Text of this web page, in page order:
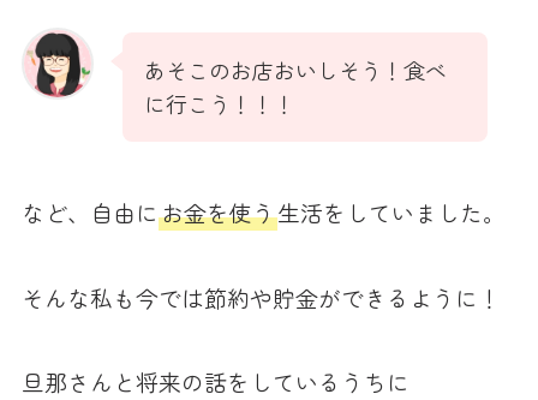
あそこのお店おいしそう！食べ
に行こう！！！
など、自由にお金を使う生活をしていました。
そんな私も今では節約や貯金ができるように！
旦那さんと将来の話をしているうちに